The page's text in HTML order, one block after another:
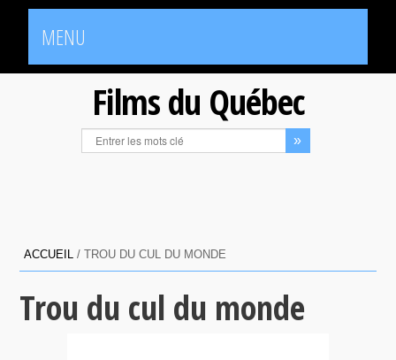
MENU
Films du Québec
ACCUEIL /TROU DU CUL DU MONDE
Trou du cul du monde